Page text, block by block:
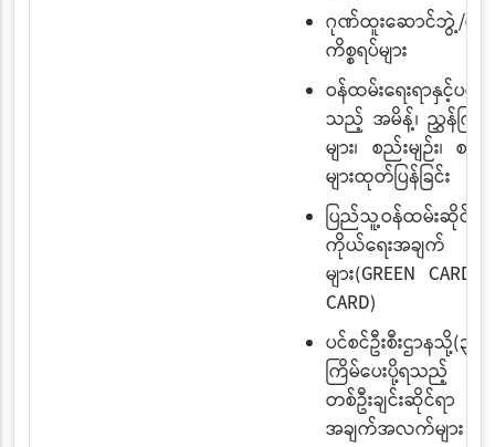
ဂုဏ်ထူးဆောင်ဘွဲ့/တံ
ကိစ္စရပ်များ
ဝန်ထမ်းရေးရာနှင့်ပ
သည့် အမိန့်၊ ညွှန်ကြာ
များ၊ စည်းမျဉ်း၊ စည်
များထုတ်ပြန်ခြင်း
ပြည်သူ့ဝန်ထမ်းဆိုင်ရာ
ကိုယ်ရေးအချက်
များ(GREEN CARD/
CARD)
ပင်စင်ဦးစီးဌာနသို့(၃
ကြိမ်ပေးပို့ရသည့် ဝ
တစ်ဦးချင်းဆိုင်ရာ
အချက်အလက်များ